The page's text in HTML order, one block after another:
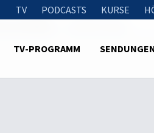
TV PODCASTS KURSE
TV-PROGRAMM